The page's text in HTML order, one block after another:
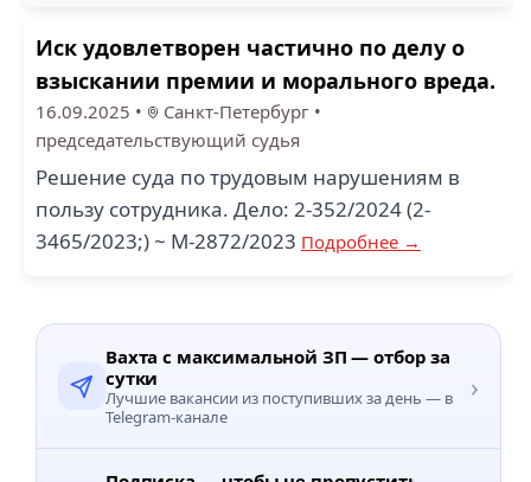
Иск удовлетворен частично по делу о
взыскании премии и морального вреда.
16.09.2025 • Санкт-Петербург •
председательствующий судья
Решение суда по трудовым нарушениям в
пользу сотрудника. Дело: 2-352/2024 (2-
3465/2023;) ~ М-2872/2023 Подробнее →
Вахта с максимальной ЗП — отбор за
сутки
Лучшие вакансии из поступивших за день — в
Telegram-канале
›